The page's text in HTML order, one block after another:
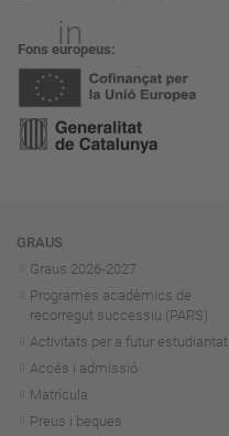
Fons europeus
Navegació
GRAUS
Graus 2026-2027
Programes acadèmics de
recorregut successiu (PARS)
Activitats per a futur estudiantat
Accés i admissió
Matrícula
Preus i beques